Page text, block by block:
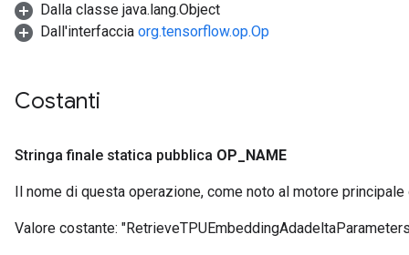
Dalla classe java.lang.Object
Dall'interfaccia org.tensorflow.op.Op
Costanti
Stringa finale statica pubblica OP NAME
Il nome di questa operazione, come noto al motore
Valore costante: